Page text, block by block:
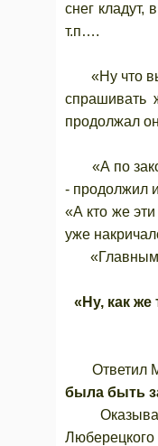
снег кладут,
т.п….
«Ну что вы
спрашивать
продолжал
«А по
- продолжил
«А кто же
уже
«Главным
«Ну, как
Ответил
была быть
Люберецкого